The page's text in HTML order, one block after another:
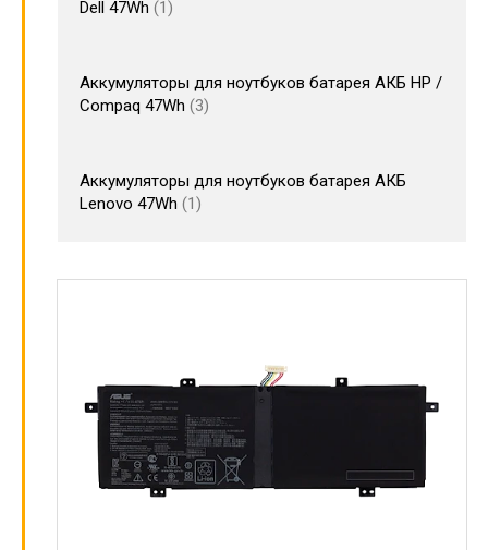
Dell 47Wh
1
Аккумуляторы для ноутбуков батарея АКБ HP /
Compaq 47Wh 3
Аккумуляторы для ноутбуков батарея АКБ
Lenovo 47Wh
1